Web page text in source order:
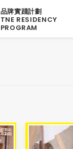
品牌實踐計劃
TNE RESIDENCY
PROGRAM